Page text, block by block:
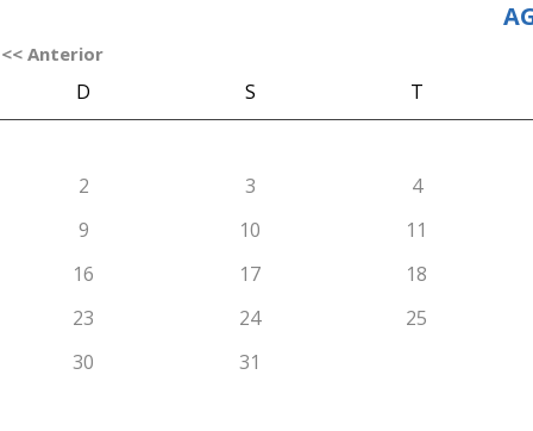
<< Anterior
D S T
2 3
4
9
10
11
16
17
18
23
24
25
30
31